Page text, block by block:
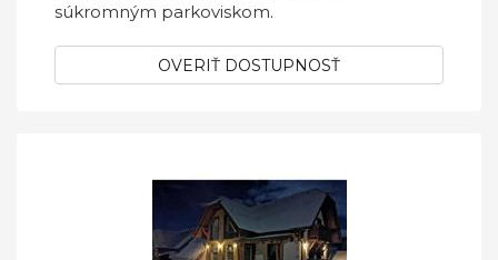
súkromným parkoviskom.
OVERIŤ DOSTUPNOSŤ